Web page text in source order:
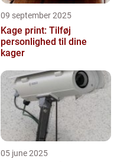
09 september 2025
Kage print: Tilføj
personlighed til dine
kager
05 june 2025